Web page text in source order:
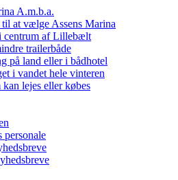
A.m.b.a.
til at vælge Assens Marina
centrum af Lillebælt
trailerbåde
på land eller i bådhotel
i vandet hele vinteren
kan lejes eller købes
personale